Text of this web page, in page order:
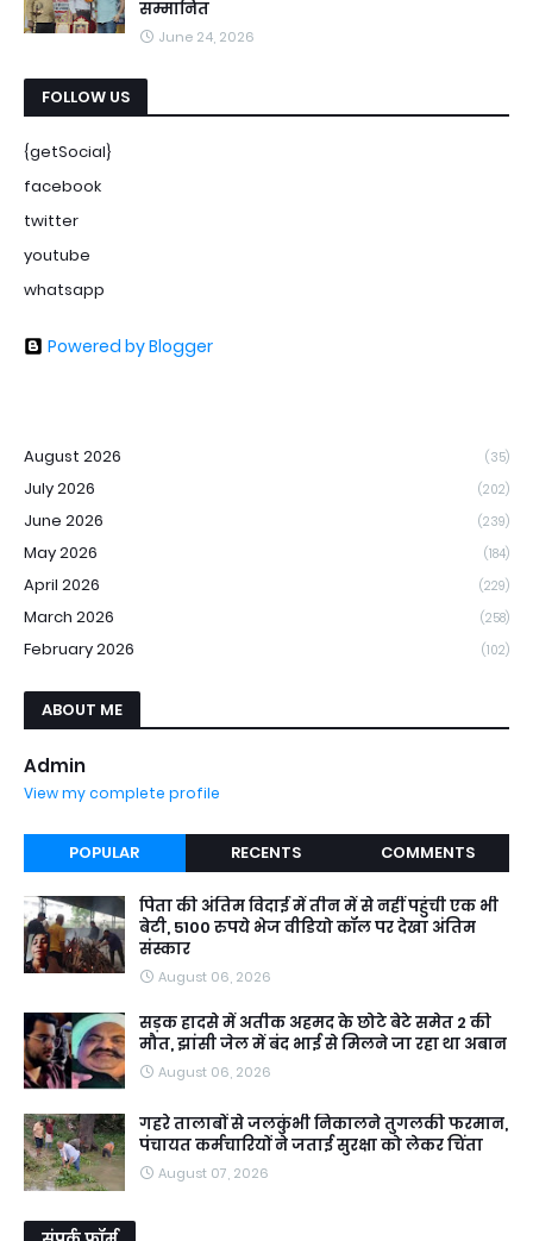
सम्मानित
June 24, 2026
FOLLOW US
{getSocial}
facebook
twitter
youtube
whatsapp
Powered by Blogger
August 2026 (35)
July 2026 (202)
June 2026 (239)
May 2026 (184)
April 2026 (229)
March 2026 (258)
February 2026 (102)
ABOUT ME
Admin
View my complete profile
POPULAR RECENTS COMMENTS
पिता की अंतिम विदाई में तीन में से नहीं पहुंची एक भी
बेटी, 5100 रुपये भेज वीडियो कॉल पर देखा अंतिम
संस्कार
August 06, 2026
सड़क हादसे में अतीक अहमद के छोटे बेटे समेत 2 की
मौत, झांसी जेल में बंद भाई से मिलने जा रहा था अबान
August 06, 2026
गहरे तालाबों से जलकुंभी निकालने तुगलकी फरमान,
पंचायत कर्मचारियों ने जताई सुरक्षा को लेकर चिंता
August 07, 2026